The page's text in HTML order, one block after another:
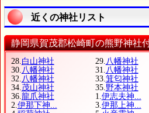
近くの神社リスト
静岡県賀茂郡松崎町の熊野神社
28.白山神社 29.八幡神社
30.八幡神社 31.八幡神社
32.八幡神社 33.箕匂神社
34.茂山神社 35.野本神社
36.龍爪神社 1.伊志夫神...
2.伊那下神... 3.伊那上神...